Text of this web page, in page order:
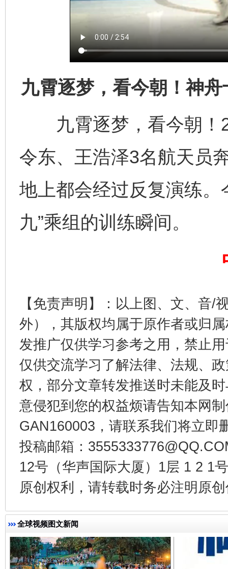
九霄逐梦，看今朝！神
九霄逐梦，看今朝！
令东、王浩泽3名航天员
地上都会经过反复演练。
九”乘组的训练瞬间。
【免责声明】：以上图、文、音/
外），其版权均属于原作者或归
发推广仅供学习参考之用，禁止
仅供交流学习了解法律、法规、
权，部分文章转发推送时未能及
意侵犯到您的权益烦请告知本网
GAN160003，请联系我们将立即
投稿邮箱：
12号（华声国际大厦）1层 1 2 1
原创权利，请转载时务必注明原
全球视频图文新闻
一纸欠
东山县通报“牛蛙产品抗生素超标问题” 法